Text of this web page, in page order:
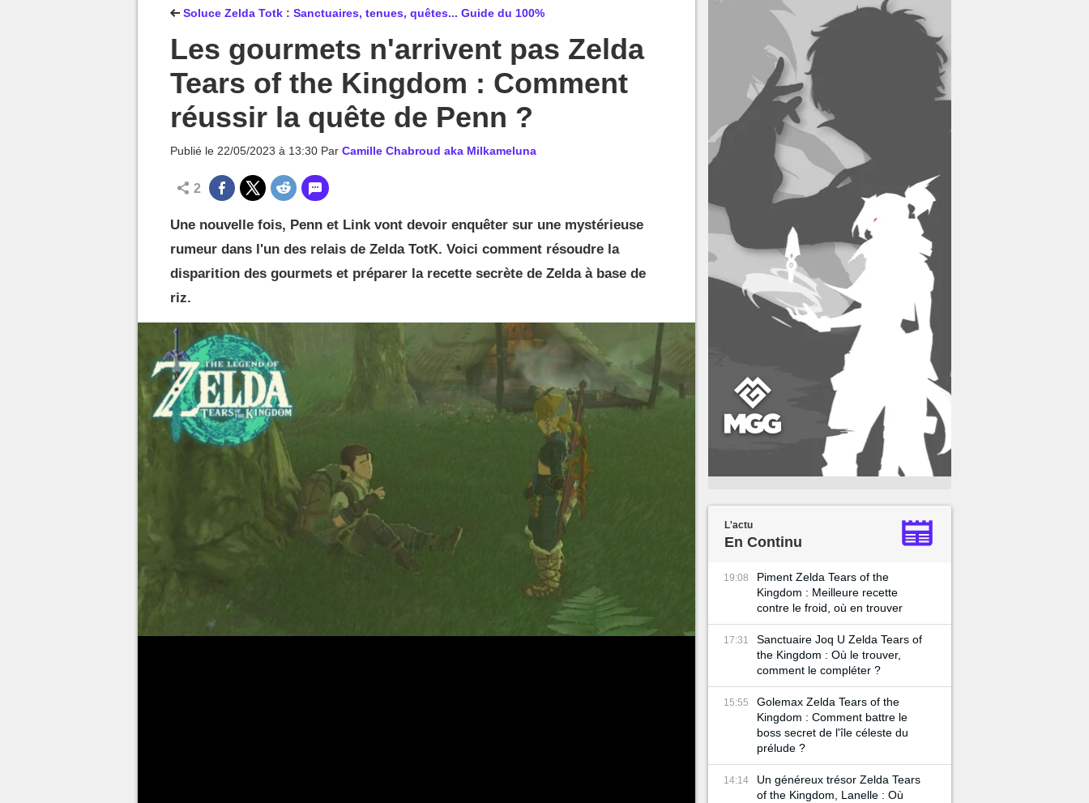
Soluce Zelda Totk : Sanctuaires, tenues, quêtes... Guide du 100%
Les gourmets n'arrivent pas Zelda
Tears of the Kingdom : Comment
réussir la quête de Penn ?
Publié le 22/05/2023 à 13:30 Par Camille Chabroud aka Milkameluna
2
Une nouvelle fois, Penn et Link vont devoir enquêter sur une mystérieuse
rumeur dans l'un des relais de Zelda TotK. Voici comment résoudre la
disparition des gourmets et préparer la recette secrète de Zelda à base de
riz.
L'actu
En Continu
19:08
Piment Zelda Tears of the
Kingdom : Meilleure recette
contre le froid, où en trouver
17:31
Sanctuaire Joq U Zelda Tears of
the Kingdom : Où le trouver,
comment le compléter ?
15:55
Golemax Zelda Tears of the
Kingdom : Comment battre le
boss secret de l'île céleste du
prélude ?
14:14
Un généreux trésor Zelda Tears
of the Kingdom, Lanelle : Où